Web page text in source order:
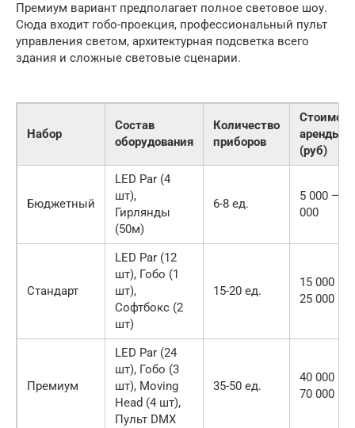
Премиум вариант предполагает полное световое шоу.
Сюда входит гобо-проекция, профессиональный пульт
управления светом, архитектурная подсветка всего
здания и сложные световые сценарии.
Набор
Состав
оборудования
Количество
приборов
аренды
(руб)
Бюджетный
LED Par (4
шт),
Гирлянды
(50м)
6-8 ед.
5 000 — 8
000
Стандарт
LED Par (12
шт), Гобо (1
шт),
Софтбокс (2
шт)
15-20 ед.
15 000 —
25 000
Премиум
LED Par (24
шт), Гобо (3
шт), Moving
Head (4 шт),
Пульт DMX
35-50 ед.
40 000 —
70 000